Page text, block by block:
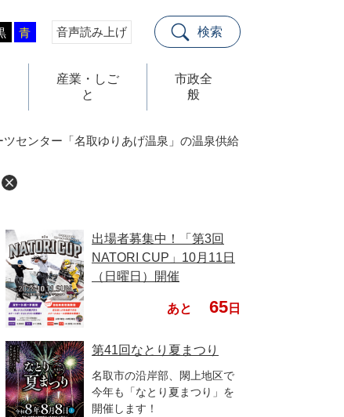
青 音声読み上げ 検索
産業・しご
と
市政全
般
センター「名取ゆりあげ温泉」の温泉供給
出場者募集中！「第3回
NATORI CUP」10月11日
（日曜日）開催
あと 65 日
第41回なとり夏まつり
名取市の沿岸部、閖上地区で
今年も「なとり夏まつり」を
開催します！